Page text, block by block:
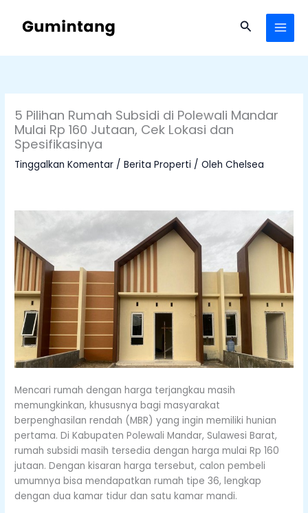
konten
Cari
5 Pilihan Rumah Subsidi di Polewali Mandar
Mulai Rp 160 Jutaan, Cek Lokasi dan
Spesifikasinya
Tinggalkan Komentar /Berita Properti / OlehChelsea
Mencari rumah dengan harga terjangkau masih
memungkinkan, khususnya bagi masyarakat
berpenghasilan rendah (MBR) yang ingin memiliki hunian
pertama. Di Kabupaten Polewali Mandar, Sulawesi Barat,
rumah subsidi masih tersedia dengan harga mulai Rp 160
jutaan. Dengan kisaran harga tersebut, calon pembeli
umumnya bisa mendapatkan rumah tipe 36, lengkap
dengan dua kamar tidur dan satu kamar mandi.